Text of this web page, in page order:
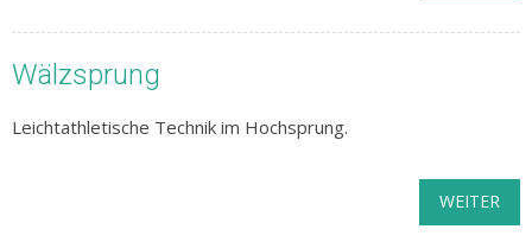
Wälzsprung
Leichtathletische Technik im Hochsprung.
WEITER